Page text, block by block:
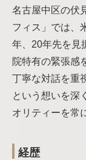
名古屋中区の伏
フィス」では、
年、20年先を見
院特有の緊張感
丁寧な対話を重
という想いを深
オリティーを常
経歴